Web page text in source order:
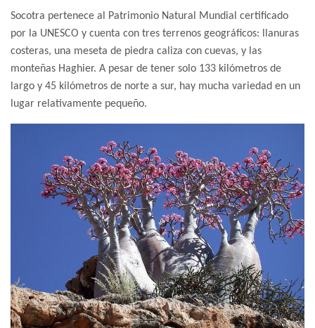
Socotra pertenece al Patrimonio Natural Mundial certificado
por la UNESCO y cuenta con tres terrenos geográficos: llanuras
costeras, una meseta de piedra caliza con cuevas, y las
monteñas Haghier. A pesar de tener solo 133 kilómetros de
largo y 45 kilómetros de norte a sur, hay mucha variedad en un
lugar relativamente pequeño.